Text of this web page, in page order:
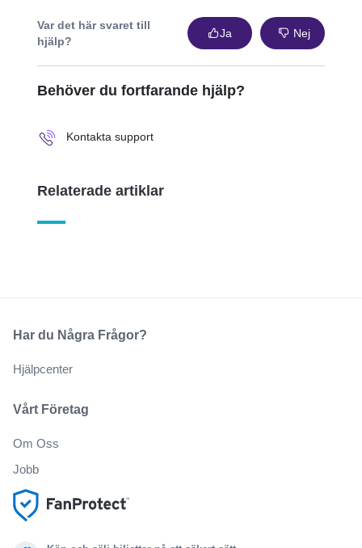
Var det här svaret till
hjälp?
Ja Nej
Behöver du fortfarande hjälp?
Kontakta support
Relaterade artiklar
Vårt Företag
Om Oss
Jobb
Har du Några Frågor?
Hjälpcenter